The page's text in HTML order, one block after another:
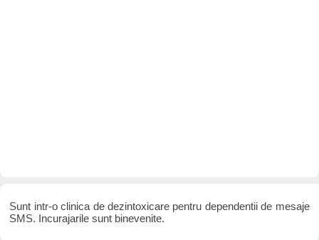
Sunt intr-o clinica de dezintoxicare pentru dependentii de mesaje
SMS. Incurajarile sunt binevenite.